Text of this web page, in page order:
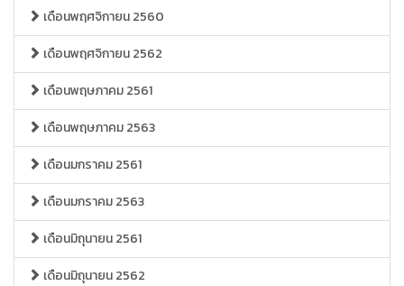
เดือนพฤศจิกายน 2560
เดือนพฤศจิกายน 2562
เดือนพฤษภาคม 2561
เดือนพฤษภาคม 2563
เดือนมกราคม 2561
เดือนมกราคม 2563
เดือนมิถุนายน 2561
เดือนมิถุนายน 2562